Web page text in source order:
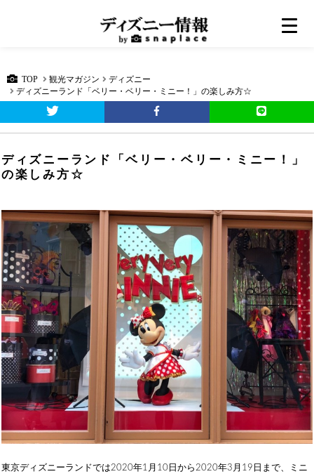
TOP 観光マガジン
ディズニー
ディズニーランド「ベリー・ベリー・ミニー！」の楽しみ方☆
ディズニーランド「ベリー・ベリー・ミニー！」
の楽しみ方☆
東京ディズニーランドでは2020年1月10日から2020年3月19日まで、ミニ